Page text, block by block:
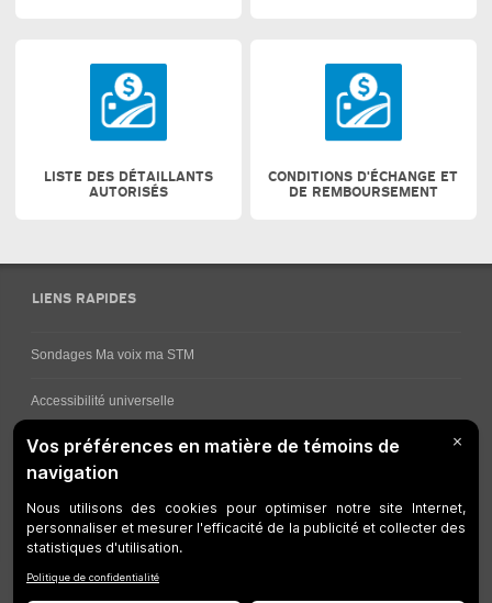
LISTE DES DÉTAILLANTS
AUTORISÉS
CONDITIONS D'ÉCHANGE ET
DE REMBOURSEMENT
LIENS RAPIDES
Sondages Ma voix ma STM
Accessibilité universelle
Comment obtenir vos horaires de bus
Travaux en cours